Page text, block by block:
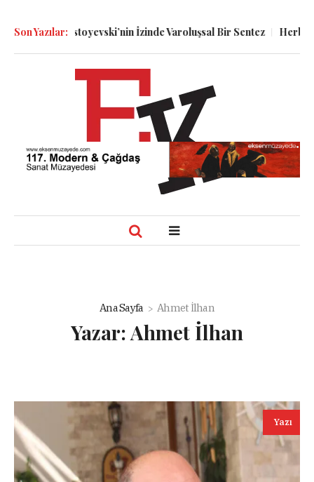
Son Yazılar:İzinde Varoluşsal Bir Sentez Herbert Melzig ve
Ana Sayfa Ahmet İlhan
Yazar:Ahmet İlhan
Yazı